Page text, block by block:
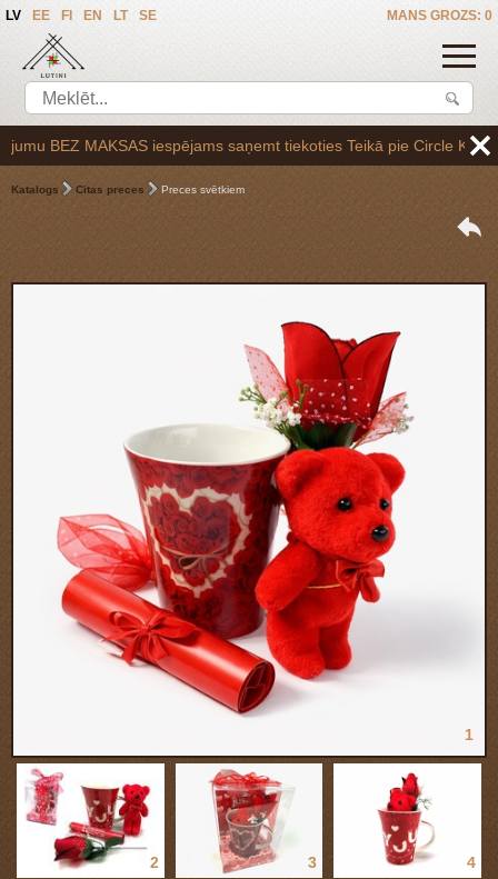
MANS GROZS: 0
LV EE FI EN LT SE
BEZ MAKSAS iespējams saņemt tiekoties Teikā pie Circle K
Katalogs Citas preces Preces svētkiem
1
2 3 4